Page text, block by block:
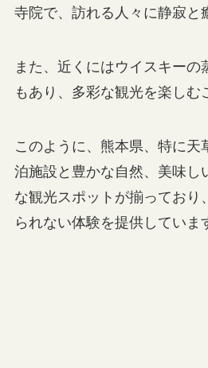
寺院で、訪れる人々に静寂と
また、近くにはウイスキーの
もあり、多彩な観光を楽しむ
このように、熊本県、特に天
泊施設と豊かな自然、美味し
な観光スポットが揃っており
られない体験を提供していま